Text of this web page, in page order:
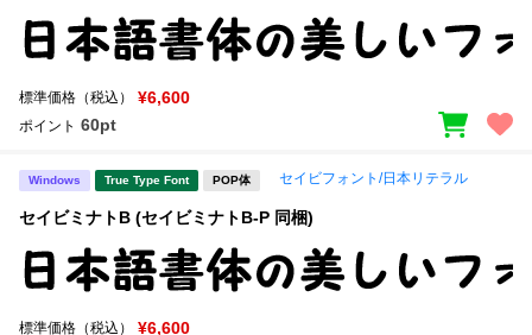
標準価格（税込） ¥6,600
ポイント 60pt
Windows True Type Font POP体 セイビフォント/日本リテラル
セイビミナトB (セイビミナトB-P 同梱)
標準価格（税込） ¥6,600